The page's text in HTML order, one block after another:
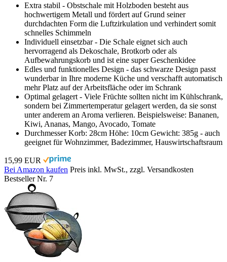
Extra stabil - Obstschale mit Holzboden besteht aus
hochwertigem Metall und fördert auf Grund seiner
durchdachten Form die Luftzirkulation und verhindert somit
schnelles Schimmeln
Individuell einsetzbar - Die Schale eignet sich auch
hervorragend als Dekoschale, Brotkorb oder als
Aufbewahrungskorb und ist eine super Geschenkidee
Edles und funktionelles Design - das schwarze Design passt
wunderbar in Ihre moderne Küche und verschafft automatisch
mehr Platz auf der Arbeitsfläche oder im Schrank
Optimal gelagert - Viele Früchte sollten nicht im Kühlschrank,
sondern bei Zimmertemperatur gelagert werden, da sie sonst
unter anderem an Aroma verlieren. Beispielsweise: Bananen,
Kiwi, Ananas, Mango, Avocado, Tomate
Durchmesser Korb: 28cm Höhe: 10cm Gewicht: 385g - auch
geeignet für Wohnzimmer, Badezimmer, Hauswirtschaftsraum
15,99 EUR
Bei Amazon kaufen Preis inkl. MwSt., zzgl. Versandkosten
Bestseller Nr. 7